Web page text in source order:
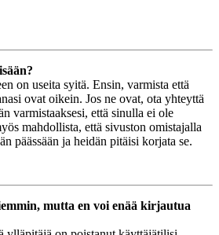
on useita syitä. Ensin, varmista että
ovat oikein. Jos ne ovat, ota yhteyttä
varmistaaksesi, että sinulla ei ole
mahdollista, että sivuston omistajalla
päässään ja heidän pitäisi korjata se.
mutta en voi enää kirjautua